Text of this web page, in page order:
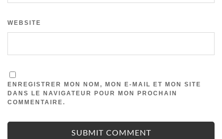
WEBSITE
ENREGISTRER MON NOM, MON E-MAIL ET MON SITE
DANS LE NAVIGATEUR POUR MON PROCHAIN
COMMENTAIRE.